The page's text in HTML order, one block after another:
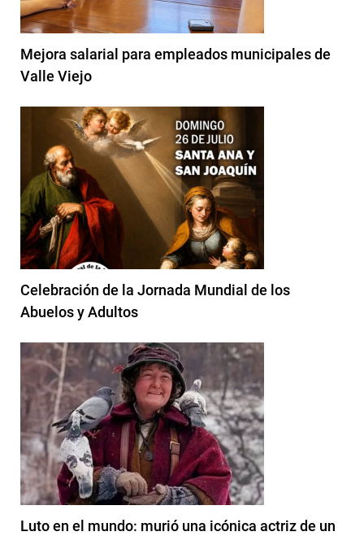
Mejora salarial para empleados municipales de
Valle Viejo
Celebración de la Jornada Mundial de los
Abuelos y Adultos
Luto en el mundo: murió una icónica actriz de un